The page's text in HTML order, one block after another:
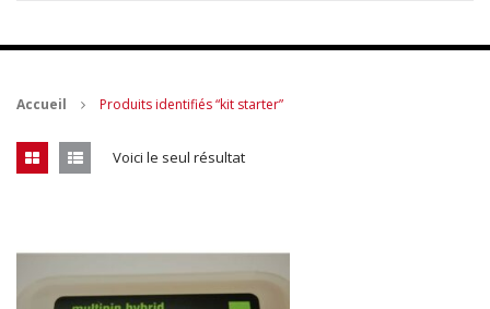
NOS PRODUITS
MES ACHATS
Accueil Produits identifiés “kit starter”
Voici le seul résultat